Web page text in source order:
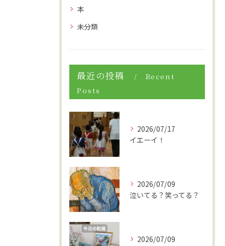
本
未分類
最近の投稿
Recent
Posts
2026/07/17
イエーイ！
2026/07/09
泣いてる？笑ってる？
2026/07/09